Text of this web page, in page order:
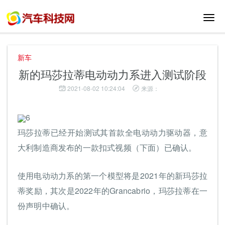
切
新车
新的玛莎拉蒂电动动力系进入测试阶段
2021-08-02 10:24:04 来源：
6
玛莎拉蒂已经开始测试其首款全电动动力驱动器，意
大利制造商发布的一款扣式视频（下面）已确认。
使用电动动力系的第一个模型将是2021年的新玛莎拉
蒂奖励，其次是2022年的Grancabrio，玛莎拉蒂在一
份声明中确认。